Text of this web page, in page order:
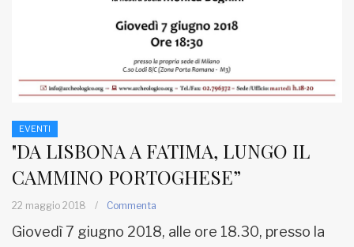
EVENTI
"DA LISBONA A FATIMA, LUNGO IL
CAMMINO PORTOGHESE”
22 maggio 2018 / Commenta
Giovedì 7 giugno 2018, alle ore 18.30, presso la